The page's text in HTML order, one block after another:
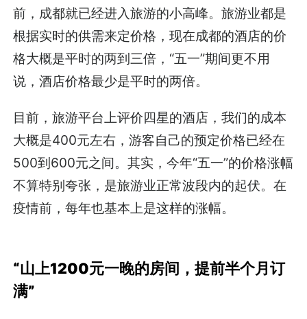
前，成都就已经进入旅游的小高峰。旅游业都是
根据实时的供需来定价格，现在成都的酒店的价
格大概是平时的两到三倍，“五一”期间更不用
说，酒店价格最少是平时的两倍。
目前，旅游平台上评价四星的酒店，我们的成本
大概是400元左右，游客自己的预定价格已经在
500到600元之间。其实，今年“五一”的价格涨幅
不算特别夸张，是旅游业正常波段内的起伏。在
疫情前，每年也基本上是这样的涨幅。
“山上1200元一晚的房间，提前半个月订
满”